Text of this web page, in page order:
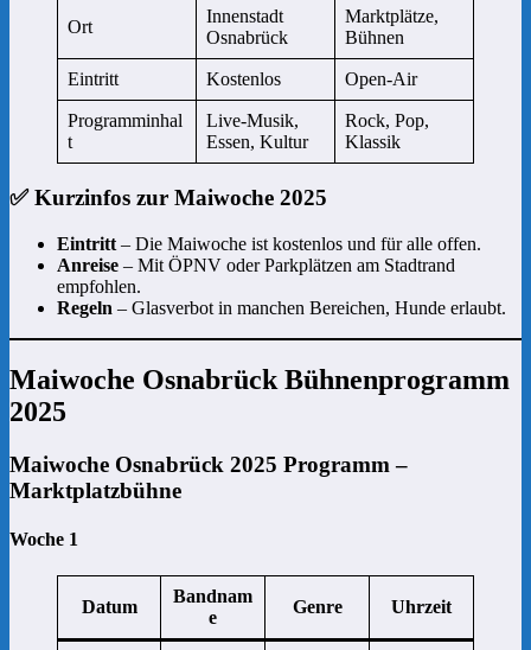
Ort
Innenstadt
Osnabrück
Marktplätze,
Bühnen
Eintritt Kostenlos Open-Air
Programminhal
t
Live-Musik,
Essen, Kultur
Rock, Pop,
Klassik
✅ Kurzinfos zur Maiwoche 2025
Eintritt – Die Maiwoche ist kostenlos und für alle offen.
Anreise – Mit ÖPNV oder Parkplätzen am Stadtrand
empfohlen.
Regeln – Glasverbot in manchen Bereichen, Hunde erlaubt.
Maiwoche Osnabrück Bühnenprogramm
2025
Maiwoche Osnabrück 2025 Programm –
Marktplatzbühne
Woche 1
Datum
Bandnam
e
Genre Uhrzeit